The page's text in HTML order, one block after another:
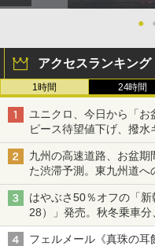
●
アクセスランキング
1時間 24時間
ユニクロ、今日から「
ピース待望値下げ、撥
九州の高速道路、お盆期
た渋滞予測。東九州道
はやぶさ50％オフの「
28）」発売。秋冬乗車
フェルメール《真珠の耳